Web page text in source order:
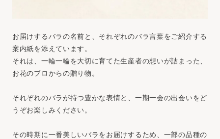
お届けするバラの名前と、それぞれのバラ言葉をご紹介する
案内紙を添えています。
それは、一輪一輪を大切に育てた生産者の想いが詰まった、
お花のプロからの贈り物。
それぞれのバラが持つ豊かな表情と、一期一会の出会いをど
うぞお楽しみください。
その時期に一番美しいバラをお届けするため、一部の品種の